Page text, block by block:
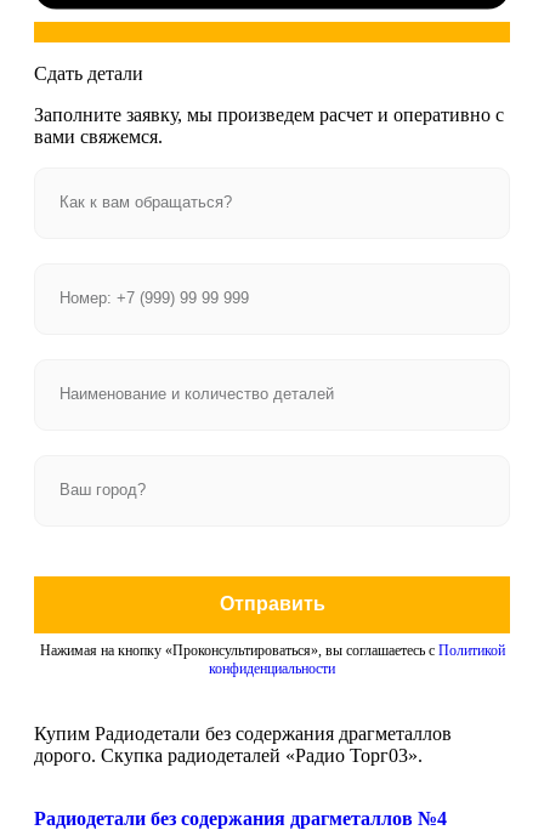
Сдать детали
Заполните заявку, мы произведем расчет и оперативно с
вами свяжемся.
Отправить
Нажимая на кнопку «Проконсультироваться», вы соглашаетесь с Политикой
конфиденциальности
Купим Радиодетали без содержания драгметаллов
дорого. Скупка радиодеталей «Радио Торг03».
Радиодетали без содержания драгметаллов №4